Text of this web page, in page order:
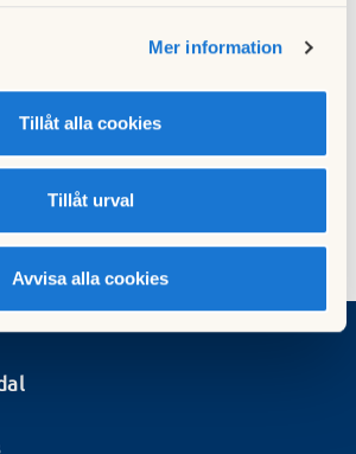
Mer information
Tillåt alla cookies
Tillåt urval
Avvisa alla cookies